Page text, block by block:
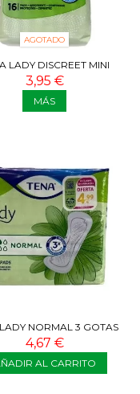
AGOTADO
LADY DISCREET MINI
GOTAS 16 COMPRESAS
3,95 €
MÁS
NORMAL 3 GOTAS
24 COMPRESAS
4,67 €
AL CARRITO